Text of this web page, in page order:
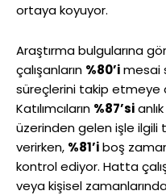
ortaya koyuyor.
Araştırma bulgularına
çalışanların %80’imesai
süreçlerini takip etmeye
Katılımcıların %87’si
üzerinden gelen işle ilgili
verirken, %81’iboş
kontrol ediyor. Hatta
veya kişisel